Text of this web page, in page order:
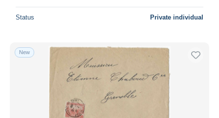
Status Private individual
New